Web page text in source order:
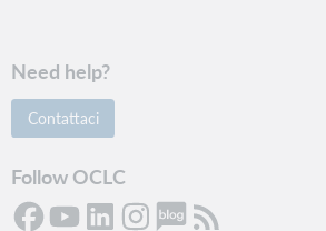
Need help?
Contattaci
Follow OCLC